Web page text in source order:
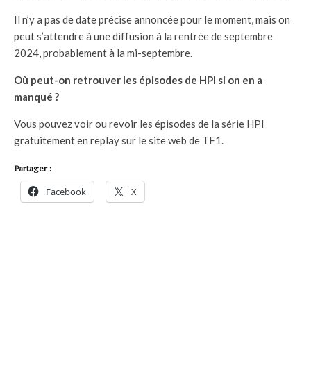
Il n’y a pas de date précise annoncée pour le moment, mais on
peut s’attendre à une diffusion à la rentrée de septembre
2024, probablement à la mi-septembre.
Où peut-on retrouver les épisodes de HPI si on en a
manqué ?
Vous pouvez voir ou revoir les épisodes de la série HPI
gratuitement en replay sur le site web de TF1.
Partager :
Facebook X